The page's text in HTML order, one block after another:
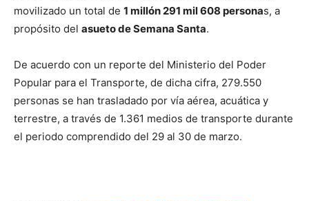
movilizado un total de 1 millón 291 mil 608 personas, a
propósito del asueto de Semana Santa.
De acuerdo con un reporte del Ministerio del Poder
Popular para el Transporte, de dicha cifra, 279.550
personas se han trasladado por vía aérea, acuática y
terrestre, a través de 1.361 medios de transporte durante
el periodo comprendido del 29 al 30 de marzo.